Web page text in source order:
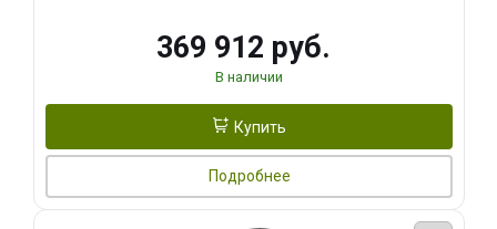
369 912 руб.
В наличии
Купить
Подробнее